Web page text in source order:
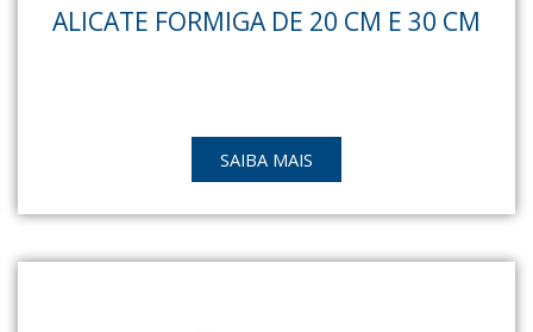
ALICATE FORMIGA DE 20 CM E 30 CM
SAIBA MAIS